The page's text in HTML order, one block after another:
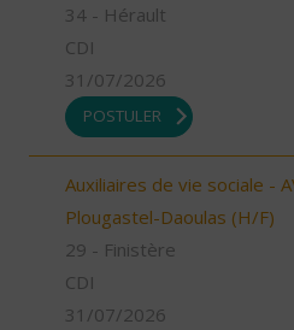
34 - Hérault
CDI
31/07/2026
POSTULER
Auxiliaires de vie sociale -
Plougastel-Daoulas (H/F)
29 - Finistère
CDI
31/07/2026